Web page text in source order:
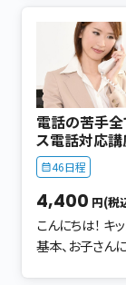
食事とは、生きてい
方に感謝 食材（命）の大切さ 食べられるありがたみ 食事のマ
ナーは、その全てに形と
の財産」になります。 動作の意味を知れば、自
す。 今から楽
２年生の息子がいます。 私自身、平日は
会社にてフルタイム勤務
開講させて頂き 最近は大人の方にもご参加頂いております。
きっかけは 「人前で食事をするのが恥ずかしい」 「一緒に食事
した方に、食べ方を指摘され
基本が全くわかりません。
なければいけない
で言えば 相手を不愉快な思いにさせないことです。 意外と、い
つもの食べ方でマナ
がクセになっています。 【講座内容】
器の並べ方 ● 器の持ち方 ● 食べる順番や食べ方 ● こ
れだけは覚えて損はな
電話の苦手全
ス電話対応講
46日程
4,400 円(税
こんにちは！ キ
基本、お子さん